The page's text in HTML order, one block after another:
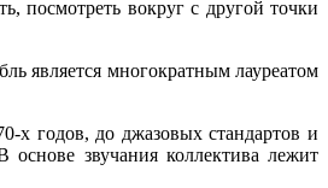
посмотреть вокруг с другой точки
является многократным лауреатом
х годов, до джазовых стандартов и
звучания коллектива лежит